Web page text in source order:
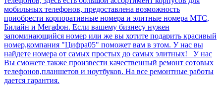
мобильных телефонов, предоставлена возможность
приобрести корпоративные номера и элитные номера МТС,
Билайн и Мегафон. Если вашему бизнесу нужен
запоминающийся номер или же вы хотите подарить красивый
номер,компания "Цифра05" поможет вам в этом. У нас вы
найдете номера от самых простых до самых элитных! У нас
Вы сможете также произвести качественный ремонт сотовых
телефонов,планшетов и ноутбуков. На все ремонтные работы
дается гарантия.